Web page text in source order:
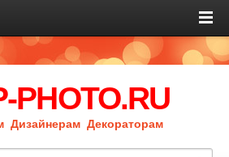
PHOTO.RU
Дизайнерам Декораторам